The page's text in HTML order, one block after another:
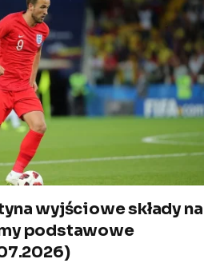
wyjściowe składy na
podstawowe